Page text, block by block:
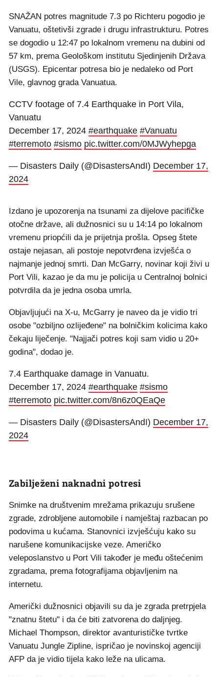
SNAŽAN potres magnitude 7.3 po Richteru pogodio je
Vanuatu, oštetivši zgrade i drugu infrastrukturu. Potres
se dogodio u 12:47 po lokalnom vremenu na dubini od
57 km, prema Geološkom institutu Sjedinjenih Država
(USGS). Epicentar potresa bio je nedaleko od Port
Vile, glavnog grada Vanuatua.
CCTV footage of 7.4 Earthquake in Port Vila,
Vanuatu
December 17, 2024 #earthquake #Vanuatu
#terremoto #sismo pic.twitter.com/0MJWyhepga
— Disasters Daily (@DisastersAndI) December 17,
2024
Izdano je upozorenja na tsunami za dijelove pacifičke
otočne države, ali dužnosnici su u 14:14 po lokalnom
vremenu priopćili da je prijetnja prošla. Opseg štete
ostaje nejasan, ali postoje nepotvrđena izvješća o
najmanje jednoj smrti. Dan McGarry, novinar koji živi u
Port Vili, kazao je da mu je policija u Centralnoj bolnici
potvrdila da je jedna osoba umrla.
Objavljujući na X-u, McGarry je naveo da je vidio tri
osobe "ozbiljno ozlijeđene" na bolničkim kolicima kako
čekaju liječenje. "Najjači potres koji sam vidio u 20+
godina", dodao je.
7.4 Earthquake damage in Vanuatu.
December 17, 2024 #earthquake #sismo
#terremoto pic.twitter.com/8n6z0QEaQe
— Disasters Daily (@DisastersAndI) December 17,
2024
Zabilježeni naknadni potresi
Snimke na društvenim mrežama prikazuju srušene
zgrade, zdrobljene automobile i namještaj razbacan po
podovima u kućama. Stanovnici izvješćuju kako su
narušene komunikacijske veze. Američko
veleposlanstvo u Port Vili također je među oštećenim
zgradama, prema fotografijama objavljenim na
internetu.
Američki dužnosnici objavili su da je zgrada pretrpjela
"znatnu štetu" i da će biti zatvorena do daljnjeg.
Michael Thompson, direktor avanturističke tvrtke
Vanuatu Jungle Zipline, ispričao je novinskoj agenciji
AFP da je vidio tijela kako leže na ulicama.